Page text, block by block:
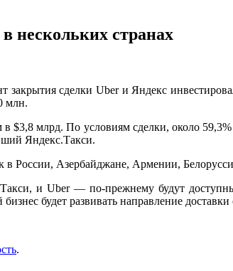
нескольких странах
сделки Uber и Яндекс
млн.
в $3,8 млрд. По условиям сделки, около
Яндекс.Такси.
России, Азербайджане, Армении,
и Uber — по-прежнему будут
будет развивать направление доставки
.